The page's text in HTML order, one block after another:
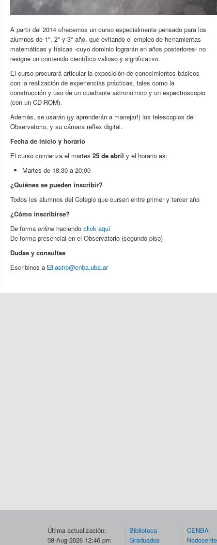
A partir del 2014 ofrecemos un curso especialmente pensado para los
alumnos de 1°, 2° y 3° año, que evitando el empleo de herramientas
matemáticas y físicas -cuyo dominio lograrán en años posteriores- no
resigne un contenido científico valioso y significativo.
El curso procurará articular la exposición de conocimientos básicos
con la realización de experiencias prácticas, tales como la
construcción y uso de un cuadrante astronómico y un espectroscopio
(con un CD-ROM).
Además, se usarán (¡y aprenderán a manejar!) los telescopios del
Observatorio, y su cámara reflex digital.
Fecha de inicio y horario
El curso comienza el martes 25 de abril y el horario es:
Martes de 18:30 a 20:00
¿Quiénes se pueden inscribir?
Todos los alumnos del Colegio que cursen entre primer y tercer año
¿Cómo inscribirse?
De forma online haciendo click aquí
De forma presencial en el Observatorio (segundo piso)
Dudas y consultas
Escribinos a
astro@cnba.uba.ar
Última actualización:
08-Aug-2026 12:46 pm
Biblioteca
Graduados
CENBA